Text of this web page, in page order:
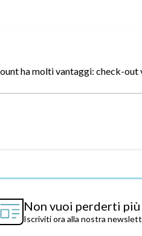
ha molti vantaggi: check-
Non vuoi perderti più
Iscriviti ora alla nostra